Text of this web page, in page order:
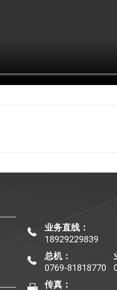
业务直线：
18929229839
总机：
0769-81818770
传真：